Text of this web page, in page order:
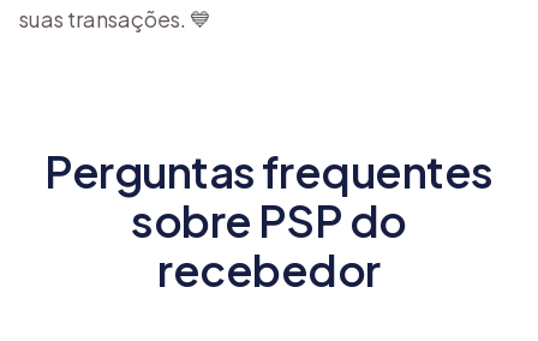
suas transações. 💙
Perguntas frequentes
sobre PSP do
recebedor